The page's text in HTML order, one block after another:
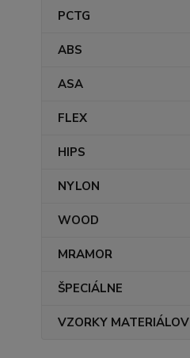
PCTG
ABS
ASA
FLEX
HIPS
NYLON
WOOD
MRAMOR
ŠPECIÁLNE
VZORKY MATERIÁLOV